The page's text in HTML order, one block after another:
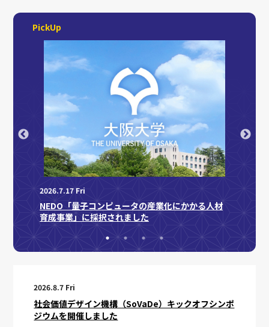
PickUp
2026.7.17 Fri
NEDO「量子コンピュータの産業化にかかる人材
育成事業」に採択されました
され
2026.8.7 Fri
社会価値デザイン機構（SoVaDe）キックオフシンポ
ジウムを開催しました